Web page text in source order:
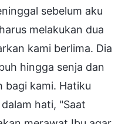
sebelum aku
melakukan dua
kami berlima. Dia
hingga senja dan
bagi kami. Hatiku
hati, "Saat